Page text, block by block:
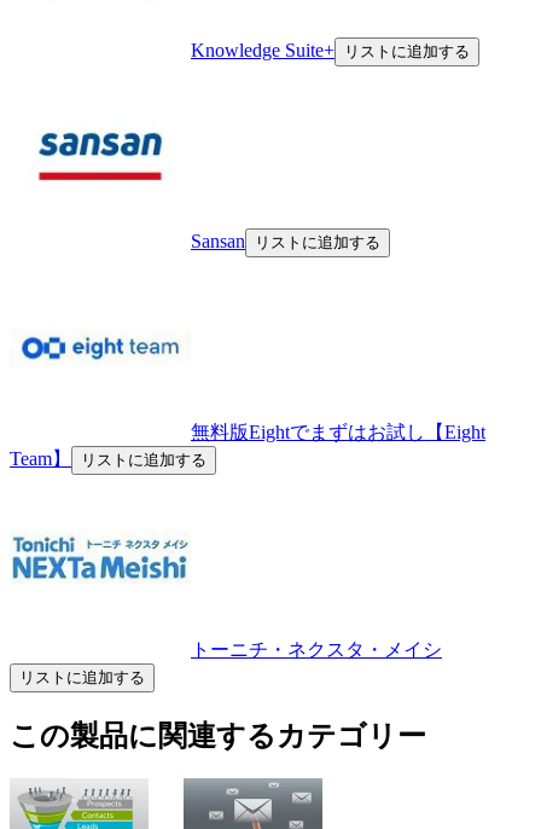
Knowledge Suite+ リストに追加する
Sansan リストに追加する
無料版Eightでまずはお試し【Eight
Team】
リストに追加する
トーニチ・ネクスタ・メイシ
リストに追加する
この製品に関連するカテゴリー